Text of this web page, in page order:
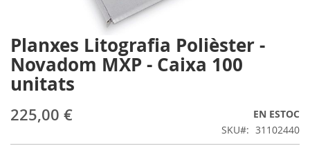
Planxes Litografia Polièster -
Novadom MXP - Caixa 100
unitats
225,00 €
EN ESTOC
SKU
31102440
Skip
to
the
beginning
the
images